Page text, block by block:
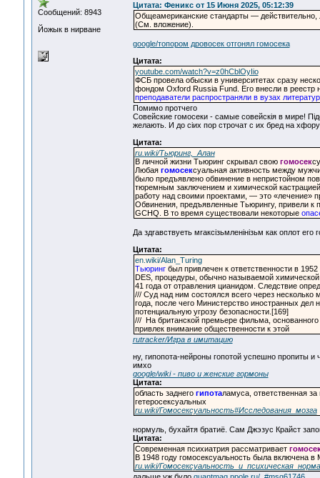
Сообщений: 8943
Йожык в нирване
Цитата: Феникс от 15 Июня 2025, 05:12:39
Общеамериканские стандарты —
(См. вложение).
google/топором дровосек отгонял гомосека
Цитата:
youtube.com/watch?v=z0hCblOyIio
ФСБ провела обыски в университетах сразу
фондом Oxford Russia Fund. Его внесли в реестр
преподаватели распространяли в вузах
Помимо протчего
Совейские гомосеки - самые совейскiя в мире!
желають. И до сiих пор строчат с их бред на
Цитата:
ru.wiki/Тьюринг,_Алан
В личной жизни Тьюринг скрывал свою гомосек
Любая гомосексуальная активность между
было предъявлено обвинение в непристойном
тюремным заключением и химической
работу над своими проектами, — это «лечение»
Обвинения, предъявленные Тьюрингу, привели к
GCHQ. В то время существовали некоторые
Да здrавствуеть мrаксiзьмленiнiзьм как оплот его
Цитата:
en.wiki/Alan_Turing
Тьюрингбыл привлечен к ответственности в
DES, процедуры, обычно называемой
41 года от отравления цианидом. Следствие
/// Суд над ним состоялся всего через несколько
года, после чего Министерство иностранных дел
потенциальную угрозу безопасности.[169]
/// На британской премьере фильма,
привлек внимание общественности к этой
rutracker/Игра в имитацию
ну, гипопота-нейроны гопотой успешно пропиты
имхо
google/wiki - пиво и женские гормоны
Цитата:
область заднего гипоталамуса, ответственная
гетеросексуальных
ru.wiki/Гомосексуальность#Исследования_мозга
нормуль, бухайтя братиё. Сам Джэзус Крайст
Цитата:
Современная психиатрия рассматривает
В 1948 году гомосексуальность была включена
ru.wiki/Гомосексуальность_и_психическая_норма